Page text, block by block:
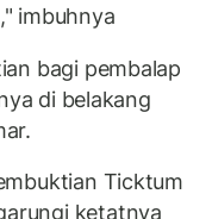
imbuhnya
bagi pembalap
di belakang
Ticktum
ketatnya